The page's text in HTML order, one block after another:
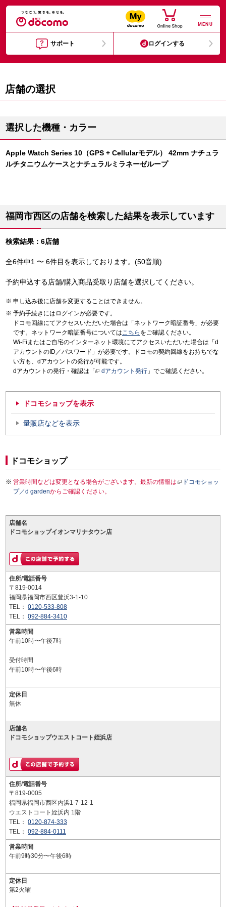
MENU
サポート ログインする
店舗の選択
選択した機種・カラー
Apple Watch Series 10（GPS + Cellularモデル） 42mm ナチュラ
ルチタニウムケースとナチュラルミラネーゼループ
福岡市西区の店舗を検索した結果を表示しています
検索結果：6店舗
全6件中1 〜 6件目を表示しております。(50音順)
予約申込する店舗/購入商品受取り店舗を選択してください。
申し込み後に店舗を変更することはできません。
予約手続きにはログインが必要です。
ドコモ回線にてアクセスいただいた場合は「ネットワーク暗証番号」が必要
です。ネットワーク暗証番号についてはこちら をご確認ください。
Wi-Fiまたはご自宅のインターネット環境にてアクセスいただいた場合は「d
アカウントのID／パスワード」が必要です。ドコモの契約回線をお持ちでな
い方も、dアカウントの発行が可能です。
dアカウントの発行・確認は「
dアカウント発行 」でご確認ください。
ドコモショップを表示
量販店などを表示
ドコモショップ
営業時間などは変更となる場合がございます。最新の情報は
ドコモショッ
プ／d gardenからご確認ください。
店舗名
ドコモショップイオンマリナタウン店
住所/電話番号
〒819-0014
福岡県福岡市西区豊浜3-1-10
TEL： 0120-533-808
TEL： 092-884-3410
営業時間
午前10時〜午後7時
受付時間
午前10時〜午後6時
定休日
無休
店舗名
ドコモショップウエストコート姪浜店
住所/電話番号
〒819-0005
福岡県福岡市西区内浜1-7-12-1
ウエストコート姪浜内 1階
TEL： 0120-874-333
TEL： 092-884-0111
営業時間
午前9時30分〜午後6時
定休日
第2火曜